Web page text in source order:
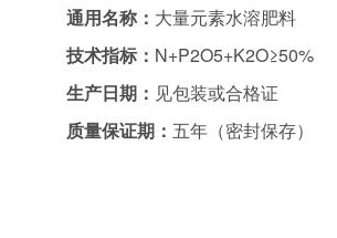
通用名称： 大量元素水溶肥料
技术指标： N+P2O5+K2O≥50%
生产日期： 见包装或合格证
质量保证期： 五年（密封保存）